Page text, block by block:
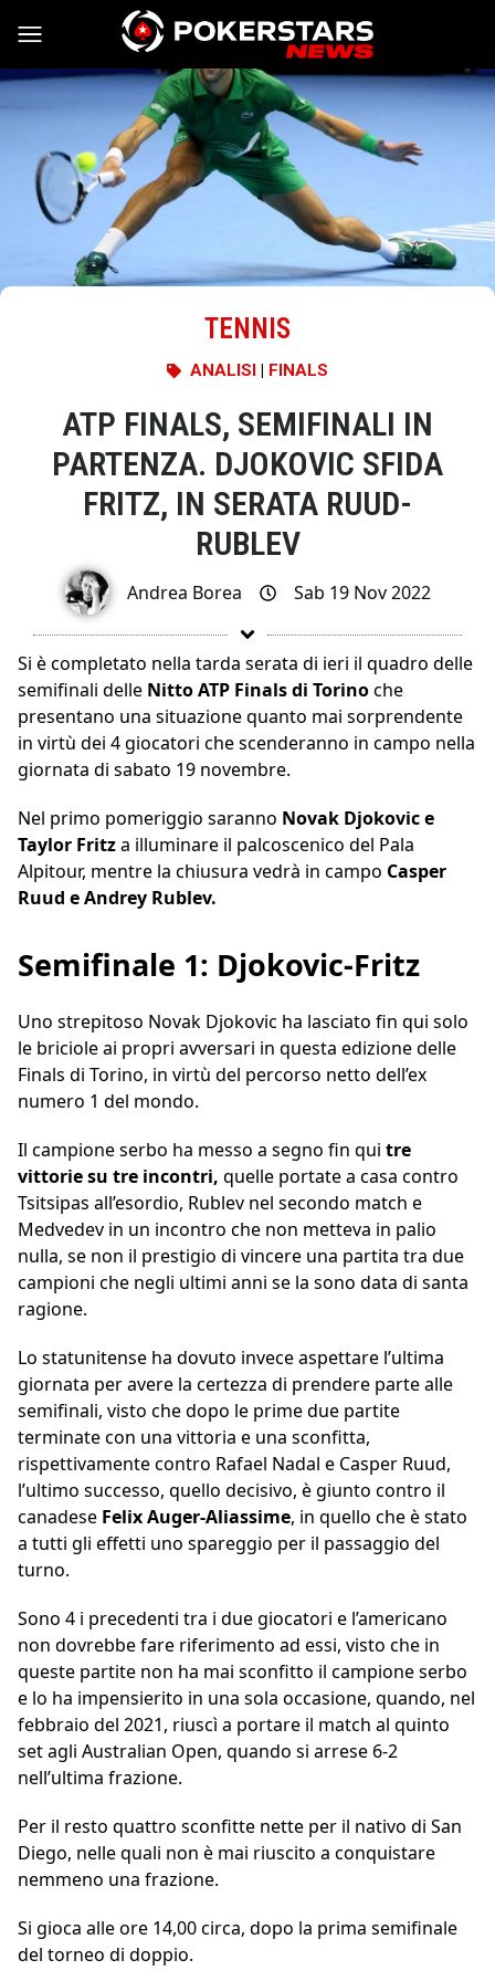
Vai al contenuto
TENNIS
ANALISI | FINALS
ATP FINALS, SEMIFINALI IN
PARTENZA. DJOKOVIC SFIDA
FRITZ, IN SERATA RUUD-
RUBLEV
Andrea Borea Sab 19 Nov 2022
Si è completato nella tarda serata di ieri il quadro delle
semifinali delle Nitto ATP Finals di Torinoche
presentano una situazione quanto mai sorprendente
in virtù dei 4 giocatori che scenderanno in campo nella
giornata di sabato 19 novembre.
Nel primo pomeriggio saranno Novak Djokovic e
Taylor Fritza illuminare il palcoscenico del Pala
Alpitour, mentre la chiusura vedrà in campo Casper
Ruud e Andrey Rublev.
Semifinale 1: Djokovic-Fritz
Uno strepitoso Novak Djokovic ha lasciato fin qui solo
le briciole ai propri avversari in questa edizione delle
Finals di Torino, in virtù del percorso netto dell’ex
numero 1 del mondo.
Il campione serbo ha messo a segno fin qui tre
vittorie su tre incontri, quelle portate a casa contro
Tsitsipas all’esordio, Rublev nel secondo match e
Medvedev in un incontro che non metteva in palio
nulla, se non il prestigio di vincere una partita tra due
campioni che negli ultimi anni se la sono data di santa
ragione.
Lo statunitense ha dovuto invece aspettare l’ultima
giornata per avere la certezza di prendere parte alle
semifinali, visto che dopo le prime due partite
terminate con una vittoria e una sconfitta,
rispettivamente contro Rafael Nadal e Casper Ruud,
l’ultimo successo, quello decisivo, è giunto contro il
canadese Felix Auger-Aliassime, in quello che è stato
a tutti gli effetti uno spareggio per il passaggio del
turno.
Sono 4 i precedenti tra i due giocatori e l’americano
non dovrebbe fare riferimento ad essi, visto che in
queste partite non ha mai sconfitto il campione serbo
e lo ha impensierito in una sola occasione, quando, nel
febbraio del 2021, riuscì a portare il match al quinto
set agli Australian Open, quando si arrese 6-2
nell’ultima frazione.
Per il resto quattro sconfitte nette per il nativo di San
Diego, nelle quali non è mai riuscito a conquistare
nemmeno una frazione.
Si gioca alle ore 14,00 circa, dopo la prima semifinale
del torneo di doppio.